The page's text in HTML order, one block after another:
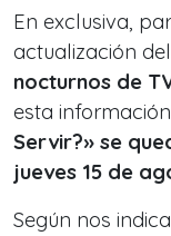
En exclusiva,
actualización
nocturnos de
esta
Servir?» se
jueves 15 de
Según nos